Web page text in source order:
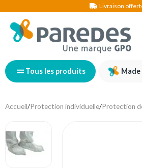
Livraison
Tous les produits Made
Accueil/Protection individuelle/Protection